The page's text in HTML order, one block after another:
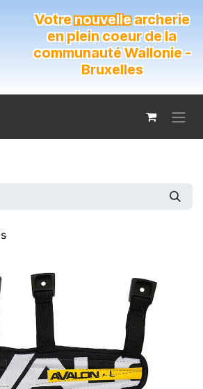
Votrenouvellearcherie
en plein coeur de la
communauté Wallonie -
Bruxelles